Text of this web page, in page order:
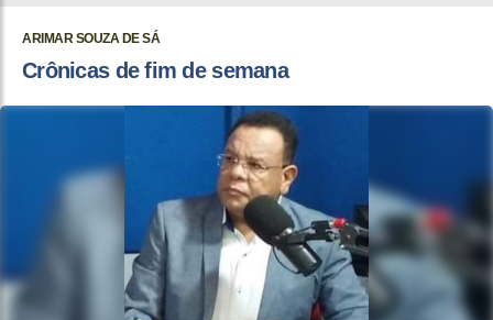
ARIMAR SOUZA DE SÁ
Crônicas de fim de semana